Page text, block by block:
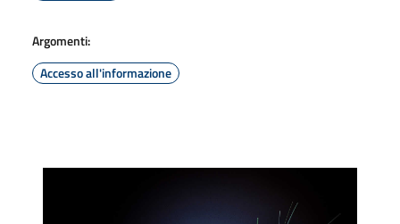
Argomenti:
Accesso all'informazione